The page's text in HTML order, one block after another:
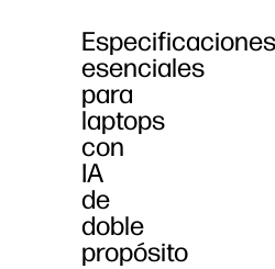
Especificaciones
esenciales
para
laptops
con
IA
de
doble
propósito